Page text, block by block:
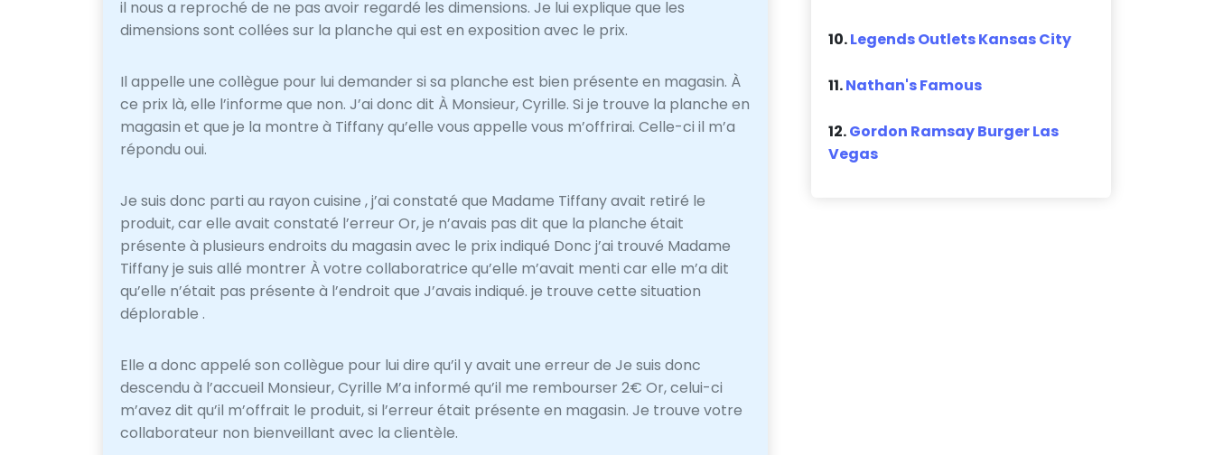
il nous a reproché de ne pas avoir regardé les dimensions. Je lui explique que les
dimensions sont collées sur la planche qui est en exposition avec le prix.
Il appelle une collègue pour lui demander si sa planche est bien présente en magasin. À
ce prix là, elle l’informe que non. J’ai donc dit À Monsieur, Cyrille. Si je trouve la planche en
magasin et que je la montre à Tiffany qu’elle vous appelle vous m’offrirai. Celle-ci il m’a
répondu oui.
Je suis donc parti au rayon cuisine , j’ai constaté que Madame Tiffany avait retiré le
produit, car elle avait constaté l’erreur Or, je n’avais pas dit que la planche était
présente à plusieurs endroits du magasin avec le prix indiqué Donc j’ai trouvé Madame
Tiffany je suis allé montrer À votre collaboratrice qu’elle m’avait menti car elle m’a dit
qu’elle n’était pas présente à l’endroit que J’avais indiqué. je trouve cette situation
déplorable .
Elle a donc appelé son collègue pour lui dire qu’il y avait une erreur de Je suis donc
descendu à l’accueil Monsieur, Cyrille M’a informé qu’il me rembourser 2€ Or, celui-ci
m’avez dit qu’il m’offrait le produit, si l’erreur était présente en magasin. Je trouve votre
collaborateur non bienveillant avec la clientèle.
10.Legends Outlets Kansas City
11.Nathan's Famous
12.Gordon Ramsay Burger Las
Vegas